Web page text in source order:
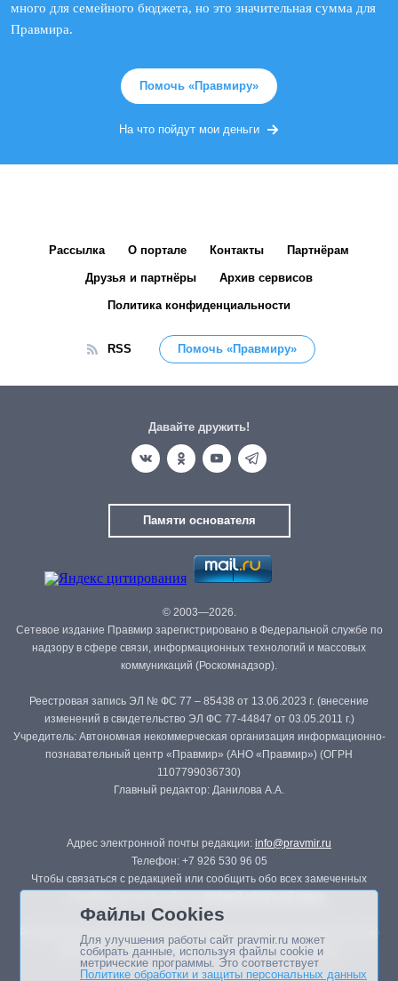
много для семейного бюджета, но это значительная сумма для
Правмира.
Помочь «Правмиру»
На что пойдут мои деньги
Рассылка О портале Контакты Партнёрам
Друзья и партнёры Архив сервисов
Политика конфиденциальности
RSS Помочь «Правмиру»
Давайте дружить!
Памяти основателя
© 2003—2026.
Сетевое издание Правмир зарегистрировано в Федеральной службе по
надзору в сфере связи, информационных технологий и массовых
коммуникаций (Роскомнадзор).
Реестровая запись ЭЛ № ФС 77 – 85438 от 13.06.2023 г. (внесение
изменений в свидетельство ЭЛ ФС 77-44847 от 03.05.2011 г.)
Учредитель: Автономная некоммерческая организация информационно-
познавательный центр «Правмир» (АНО «Правмир») (ОГРН
1107799036730)
Главный редактор: Данилова А.А.
Адрес электронной почты редакции: info@pravmir.ru
Телефон: +7 926 530 96 05
Чтобы связаться с редакцией или сообщить обо всех замеченных
Републикация материалов сайта в печатных изданиях (книгах, прессе)
возможна только с письменного разрешения редакции.
Файлы Cookies
Для улучшения работы сайт pravmir.ru может
собирать данные, используя файлы cookie и
метрические программы. Это соответствует
Политике обработки и защиты персональных данных